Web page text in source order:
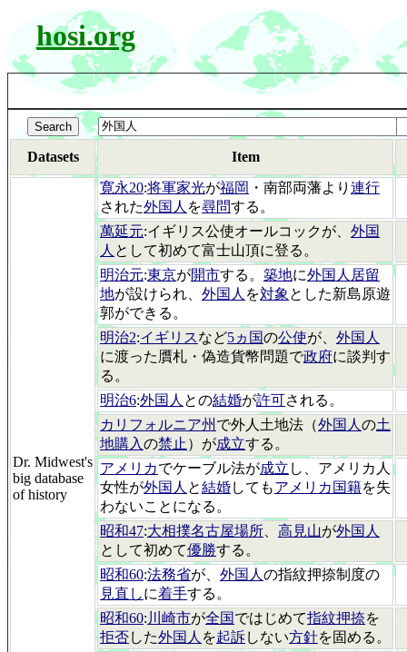
hosi.org
Datasets Item
Dr. Midwest's
big database
of history
寛永20:将軍家光が福岡 ・南部両藩より 連行
された外国人 を尋問する。
萬延元:イギリス公使オールコックが、 外国
人 として初めて富士山頂に登る。
明治元:東京が開市する。 築地に外国人居留
地が設けられ、 外国人 を対象 とした新島原遊
郭ができる。
明治2:イギリスなど5ヵ国の公使が、 外国人
に渡った贋札・偽造貨幣問題で政府に談判す
る。
明治6:外国人 との結婚が許可される。
カリフォルニア州 で外人土地法（外国人 の土
地購入の禁止 ）が成立する。
アメリカでケーブル法が成立 し、アメリカ人
女性が外国人 と結婚してもアメリカ国籍を失
わないことになる。
昭和47:大相撲名古屋場所 高見山が外国人
として初めて優勝する。
昭和60:法務省が、 外国人 の指紋押捺制度の
見直しに着手する。
昭和60: 川崎市が全国 ではじめて指紋押捺を
拒否した外国人 を起訴しない方針を固める。